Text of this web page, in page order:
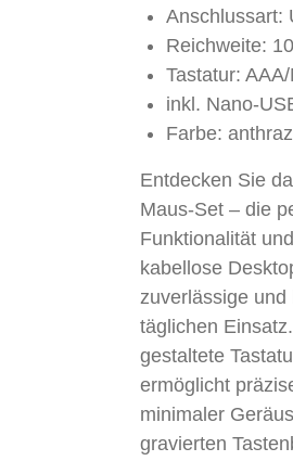
Anschlussart:
Reichweite:
Tastatur:
inkl. Nano-
Farbe:
Entdecken Sie
Maus-Set – die
Funktionalität
kabellose
zuverlässige
täglichen
gestaltete
ermöglicht
minimaler
gravierten